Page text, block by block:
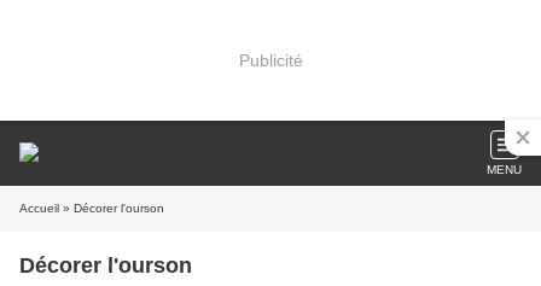
Publicité
MENU
Accueil » Décorer l'ourson
Décorer l'ourson